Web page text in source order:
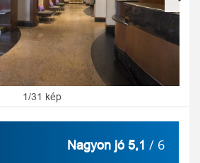
1/31 kép
Next
Nagyon jó 5,1 / 6